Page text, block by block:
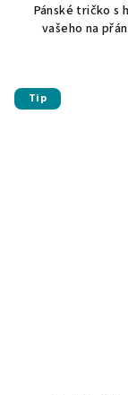
Pánské tričko s
vašeho na
Tip